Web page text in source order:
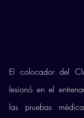
El colocador del
lesionó en el
las pruebas